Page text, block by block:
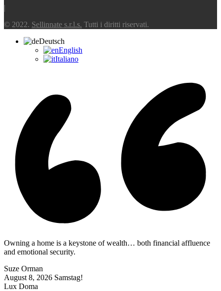
|
© 2022. Sellinnate s.r.l.s. Tutti i diritti riservati.
Deutsch
English
Italiano
Owning a home is a keystone of wealth… both financial affluence
and emotional security.
Suze Orman
August 8, 2026 Samstag!
Lux Doma